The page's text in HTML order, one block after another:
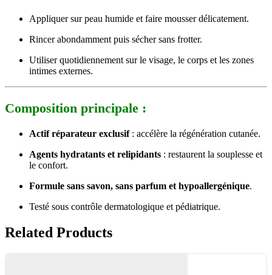
Appliquer sur peau humide et faire mousser délicatement.
Rincer abondamment puis sécher sans frotter.
Utiliser quotidiennement sur le visage, le corps et les zones
intimes externes.
Composition principale :
Actif réparateur exclusif: accélère la régénération cutanée.
Agents hydratants et relipidants : restaurent la souplesse et
le confort.
Formule sans savon, sans parfum et hypoallergénique.
Testé sous contrôle dermatologique et pédiatrique.
Related Products